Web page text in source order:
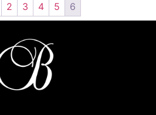
2 3 4 5 6